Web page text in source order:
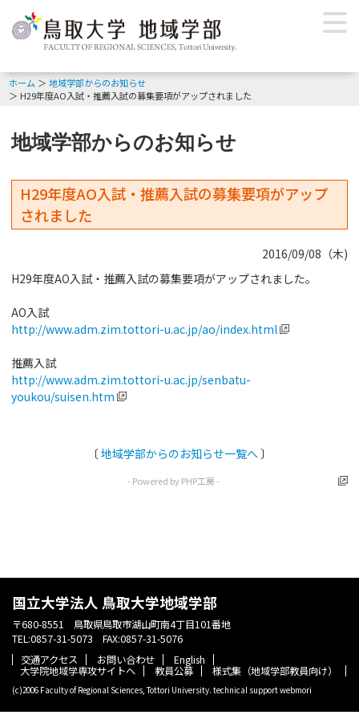
ホーム
地域学部からのお知らせ
H29年度AO入試・推薦入試の募集要項がアップされました
地域学部からのお知らせ
H29年度AO入試・推薦入試の募集要項がアップ
されました
2016/09/08（木)
H29年度AO入試・推薦入試の募集要項がアップされました。
AO入試
http://www.adm.zim.tottori-u.ac.jp/ao/index.html
推薦入試
http://www.adm.zim.tottori-u.ac.jp/senbatu-
youkou/suisen.htm
〔地域学部からのお知らせ一覧へ〕
- Powered by PHP工房 -
国立大学法人 鳥取大学地域学部
〒680-8551 鳥取県鳥取市湖山町南4丁目101番地
TEL:0857-31-5073 FAX:0857-31-5076
交通アクセス
お問い合わせ English
大学院地域学専攻サイトへ 教員公募 様式集（地域学部教員向け）
(c)2006 Faculty of Regional Sciences, Tottori University. technical supportwebmori